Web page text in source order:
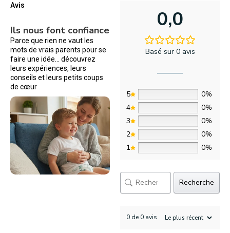
Avis
Ils nous font confiance
Parce que rien ne vaut les
mots de vrais parents pour se
faire une idée… découvrez
leurs expériences, leurs
conseils et leurs petits coups
de cœur
0,0
Basé sur 0 avis
5
0%
4
0%
3
0%
2
0%
1
0%
Recherche
0 de 0 avis